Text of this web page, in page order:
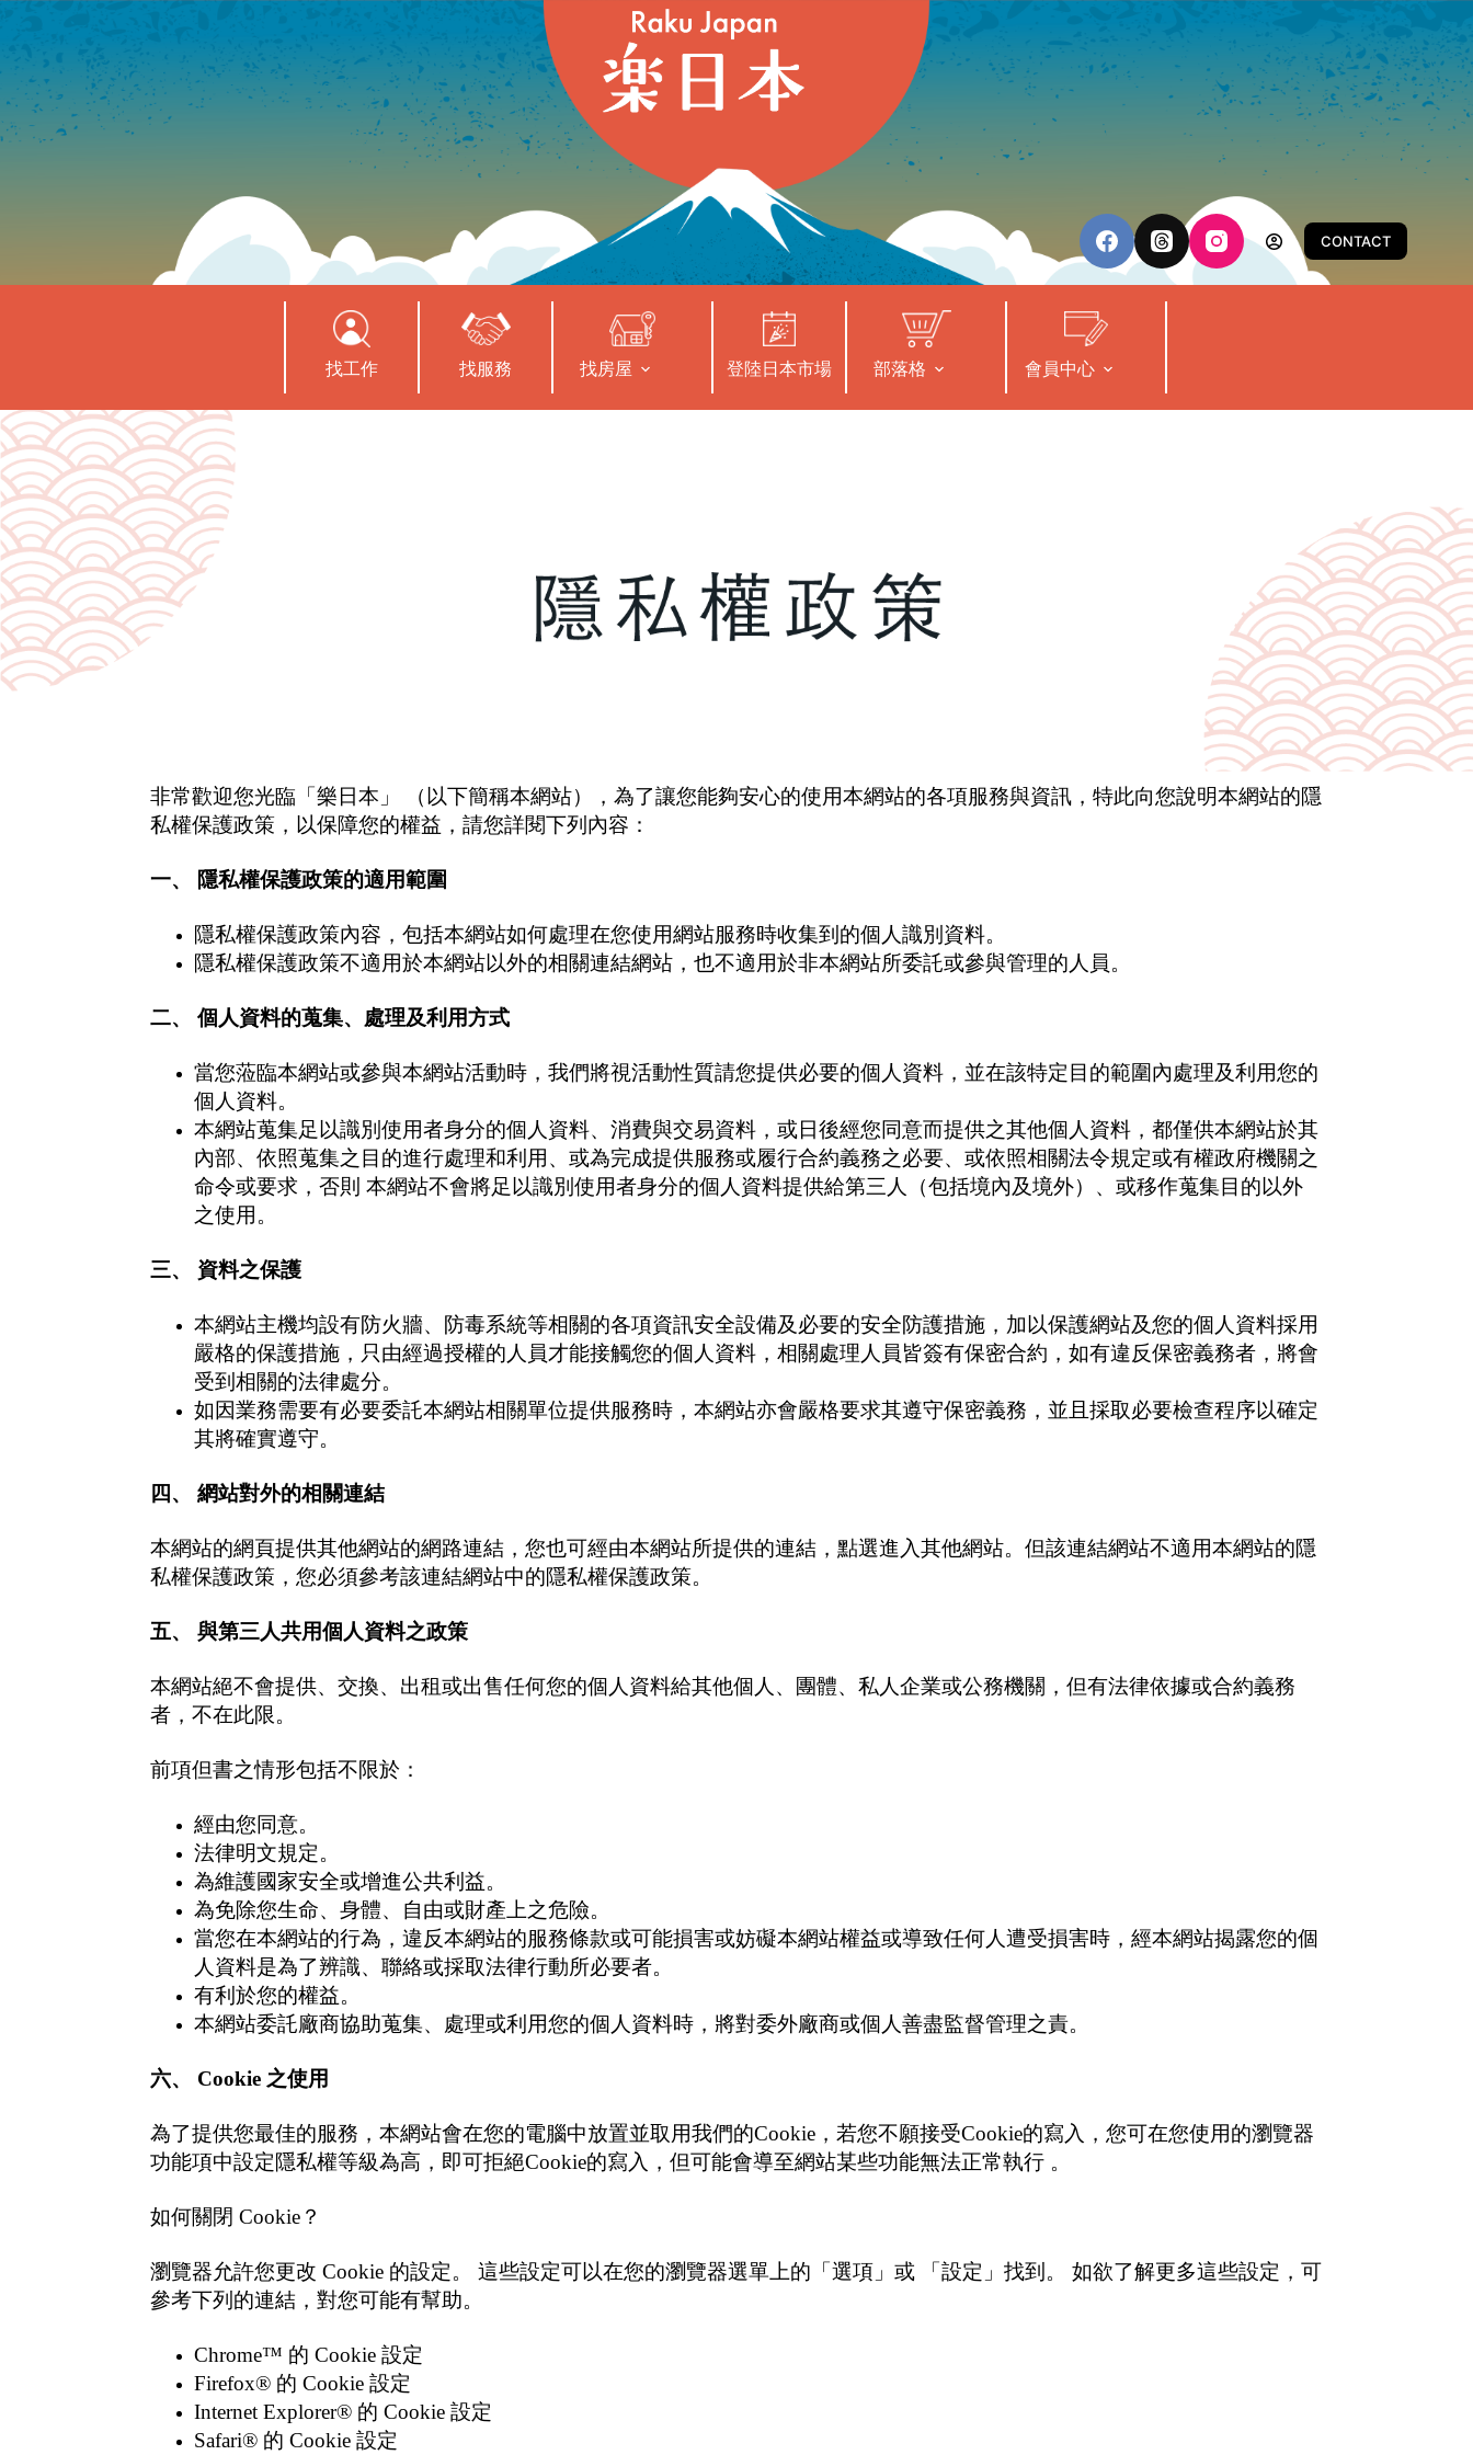
CONTACT
找工作 找服務 找房屋 登陸日本市場 部落格 會員中心
非常歡迎您光臨「樂日本」 （以下簡稱本網站），為了讓您能夠安心的使用本網站的各項服務與資訊，特此向您說明本網站的隱
私權保護政策，以保障您的權益，請您詳閱下列內容：
一、 隱私權保護政策的適用範圍
隱私權保護政策內容，包括本網站如何處理在您使用網站服務時收集到的個人識別資料。
隱私權保護政策不適用於本網站以外的相關連結網站，也不適用於非本網站所委託或參與管理的人員。
二、 個人資料的蒐集、處理及利用方式
當您蒞臨本網站或參與本網站活動時，我們將視活動性質請您提供必要的個人資料，並在該特定目的範圍內處理及利用您的
個人資料。
本網站蒐集足以識別使用者身分的個人資料、消費與交易資料，或日後經您同意而提供之其他個人資料，都僅供本網站於其
內部、依照蒐集之目的進行處理和利用、或為完成提供服務或履行合約義務之必要、或依照相關法令規定或有權政府機關之
命令或要求，否則 本網站不會將足以識別使用者身分的個人資料提供給第三人（包括境內及境外）、或移作蒐集目的以外
之使用。
三、 資料之保護
本網站主機均設有防火牆、防毒系統等相關的各項資訊安全設備及必要的安全防護措施，加以保護網站及您的個人資料採用
嚴格的保護措施，只由經過授權的人員才能接觸您的個人資料，相關處理人員皆簽有保密合約，如有違反保密義務者，將會
受到相關的法律處分。
如因業務需要有必要委託本網站相關單位提供服務時，本網站亦會嚴格要求其遵守保密義務，並且採取必要檢查程序以確定
其將確實遵守。
四、 網站對外的相關連結
本網站的網頁提供其他網站的網路連結，您也可經由本網站所提供的連結，點選進入其他網站。但該連結網站不適用本網站的隱
私權保護政策，您必須參考該連結網站中的隱私權保護政策。
五、 與第三人共用個人資料之政策
本網站絕不會提供、交換、出租或出售任何您的個人資料給其他個人、團體、私人企業或公務機關，但有法律依據或合約義務
者，不在此限。
前項但書之情形包括不限於：
經由您同意。
法律明文規定。
為維護國家安全或增進公共利益。
為免除您生命、身體、自由或財產上之危險。
當您在本網站的行為，違反本網站的服務條款或可能損害或妨礙本網站權益或導致任何人遭受損害時，經本網站揭露您的個
人資料是為了辨識、聯絡或採取法律行動所必要者。
有利於您的權益。
本網站委託廠商協助蒐集、處理或利用您的個人資料時，將對委外廠商或個人善盡監督管理之責。
六、 Cookie 之使用
為了提供您最佳的服務，本網站會在您的電腦中放置並取用我們的Cookie，若您不願接受Cookie的寫入，您可在您使用的瀏覽器
功能項中設定隱私權等級為高，即可拒絕Cookie的寫入，但可能會導至網站某些功能無法正常執行 。
如何關閉 Cookie？
瀏覽器允許您更改 Cookie 的設定。 這些設定可以在您的瀏覽器選單上的「選項」或 「設定」找到。 如欲了解更多這些設定，可
參考下列的連結，對您可能有幫助。
Chrome™ 的 Cookie 設定
Firefox® 的 Cookie 設定
Internet Explorer® 的 Cookie 設定
Safari® 的 Cookie 設定